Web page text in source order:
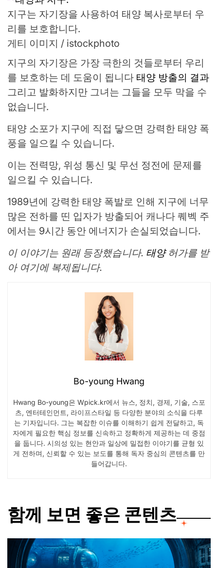
지구는 자기장을 사용하여 태양 복사로부터 우
리를 보호합니다.
게티 이미지 / istockphoto
지구의 자기장은 가장 극한의 것들로부터 우리
를 보호하는 데 도움이 됩니다 태양 방출의 결과
그리고 발화하지만 그녀는 그들을 모두 막을 수
없습니다.
태양 소포가 지구에 직접 닿으면 강력한 태양 폭
풍을 일으킬 수 있습니다.
이는 전력망, 위성 통신 및 무선 정전에 문제를
일으킬 수 있습니다.
1989년에 강력한 태양 폭발로 인해 지구에 너무
많은 전하를 띤 입자가 방출되어 캐나다 퀘벡 주
에서는 9시간 동안 에너지가 손실되었습니다.
이 이야기는 원래 등장했습니다. 태양허가를 받
아 여기에 복제됩니다.
Bo-young Hwang
Hwang Bo-young은 Wpick.kr에서 뉴스, 정치, 경제, 기술, 스포
츠, 엔터테인먼트, 라이프스타일 등 다양한 분야의 소식을 다루
는 기자입니다. 그는 복잡한 이슈를 이해하기 쉽게 전달하고, 독
자에게 필요한 핵심 정보를 신속하고 정확하게 제공하는 데 중점
을 둡니다. 시의성 있는 현안과 일상에 밀접한 이야기를 균형 있
게 전하며, 신뢰할 수 있는 보도를 통해 독자 중심의 콘텐츠를 만
들어갑니다.
함께 보면 좋은 콘텐츠